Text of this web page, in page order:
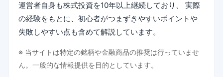
運営者自身も株式投資を10年以上継続しており、 実際
の経験をもとに、初心者がつまずきやすいポイントや
失敗しやすい点も含めて解説しています。
※ 当サイトは特定の銘柄や金融商品の推奨は行っていませ
ん。一般的な情報提供を目的としています。